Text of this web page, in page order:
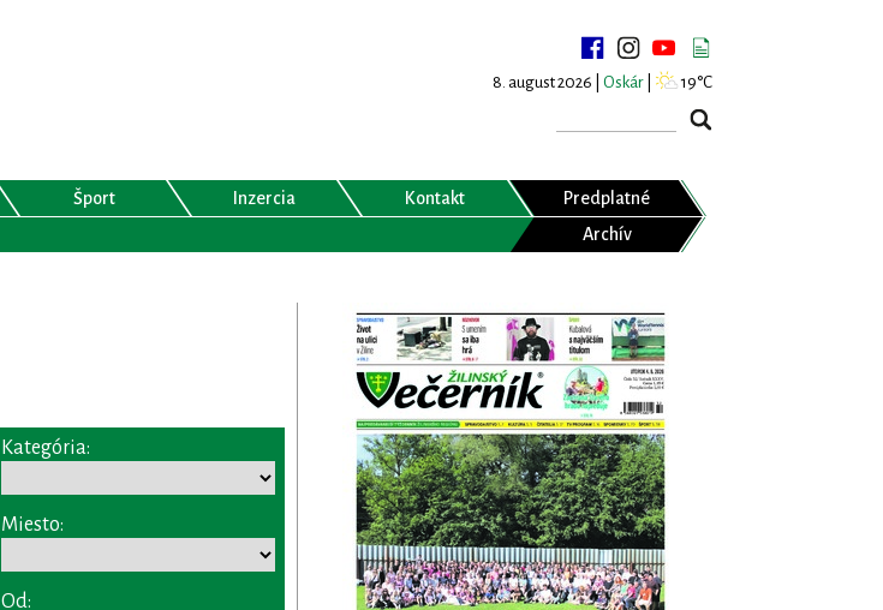
8. august 2026 | Oskár 19°C
Šport Inzercia Kontakt
Predplatné
Archív
Kategória:
Miesto:
Od: